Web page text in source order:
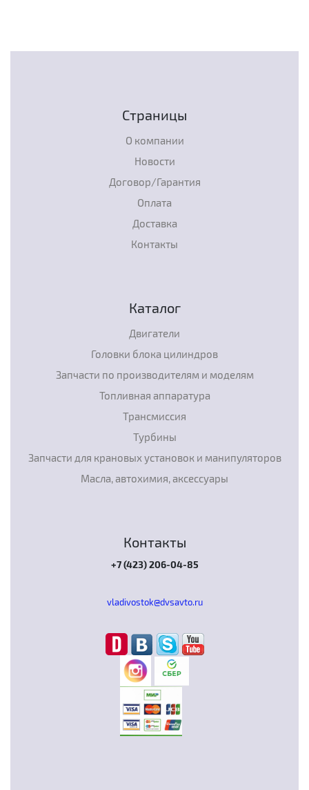
Страницы
О компании
Новости
Договор/Гарантия
Оплата
Доставка
Контакты
Каталог
Двигатели
Головки блока цилиндров
Запчасти по производителям и моделям
Топливная аппаратура
Трансмиссия
Турбины
Запчасти для крановых установок и манипуляторов
Масла, автохимия, аксессуары
Контакты
+7 (423) 206-04-85
vladivostok@dvsavto.ru